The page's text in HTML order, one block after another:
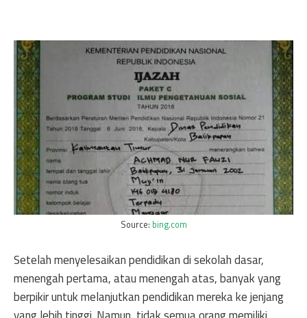
Source: bing.com
Setelah menyelesaikan pendidikan di sekolah dasar,
menengah pertama, atau menengah atas, banyak yang
berpikir untuk melanjutkan pendidikan mereka ke jenjang